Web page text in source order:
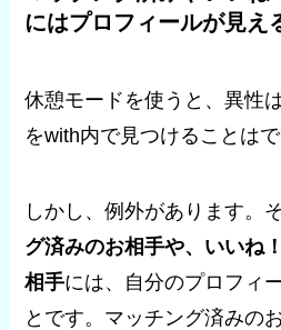
にはプロフィールが見え
休憩モードを使うと、異性
をwith内で見つけることはで
しかし、例外があります。
グ済みのお相手や、いいね
相手には、自分のプロフィ
とです。マッチング済みの